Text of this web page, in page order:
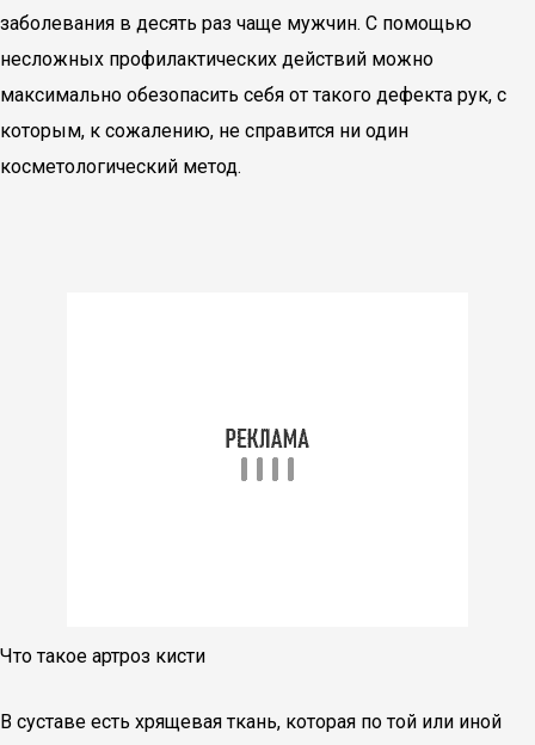
заболевания в десять раз чаще мужчин. С помощью
несложных профилактических действий можно
максимально обезопасить себя от такого дефекта рук, с
которым, к сожалению, не справится ни один
косметологический метод.
Что такое артроз кисти
В суставе есть хрящевая ткань, которая по той или иной